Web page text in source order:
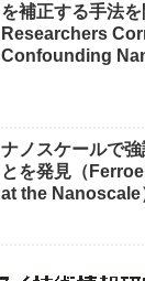
を補正する手法
Researchers
Confounding
ナノスケールで
とを発見（
at the Nanoscale